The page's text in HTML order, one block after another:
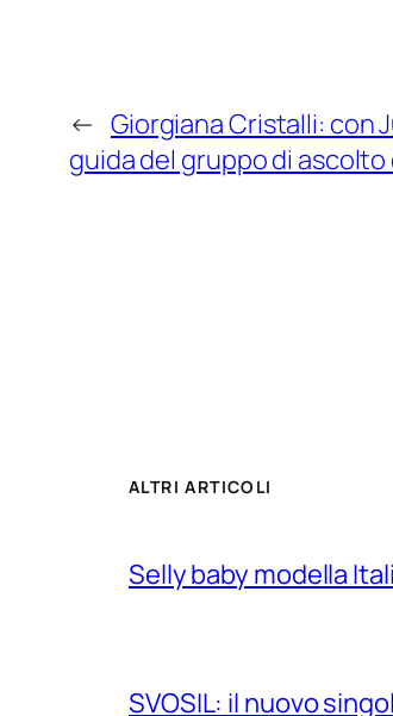
← Giorgiana Cristalli: con
guida del gruppo di ascolto
ALTRI ARTICOLI
Selly baby modella
SVOSIL: il nuovo